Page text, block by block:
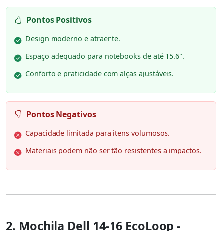
Pontos Positivos
Design moderno e atraente.
Espaço adequado para notebooks de até 15.6".
Conforto e praticidade com alças ajustáveis.
Pontos Negativos
Capacidade limitada para itens volumosos.
Materiais podem não ser tão resistentes a impactos.
2. Mochila Dell 14-16 EcoLoop -